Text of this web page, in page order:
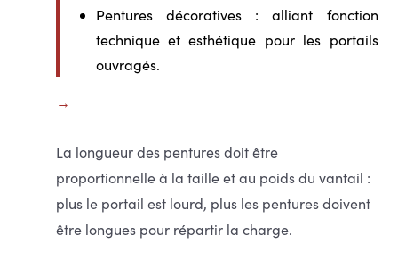
Pentures décoratives: alliant fonction
technique et esthétique pour les portails
ouvragés.
La longueur des pentures doit être
proportionnelle à la taille et au poids du vantail :
plus le portail est lourd, plus les pentures doivent
être longues pour répartir la charge.